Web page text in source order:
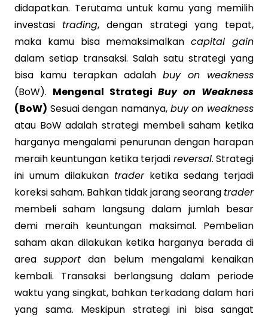
didapatkan. Terutama untuk kamu yang memilih
investasi trading, dengan strategi yang tepat,
maka kamu bisa memaksimalkancapital gain
dalam setiap transaksi. Salah satu strategi yang
bisa kamu terapkan adalah buy on weakness
(BoW). Mengenal Strategi Buy on Weakness
(BoW) Sesuai dengan namanya, buy on weakness
atau BoW adalah strategi membeli saham ketika
harganya mengalami penurunan dengan harapan
meraih keuntungan ketika terjadi reversal. Strategi
ini umum dilakukan traderketika sedang terjadi
koreksi saham. Bahkan tidak jarang seorang trader
membeli saham langsung dalam jumlah besar
demi meraih keuntungan maksimal. Pembelian
saham akan dilakukan ketika harganya berada di
areasupport dan belum mengalami kenaikan
kembali. Transaksi berlangsung dalam periode
waktu yang singkat, bahkan terkadang dalam hari
yang sama. Meskipun strategi ini bisa sangat